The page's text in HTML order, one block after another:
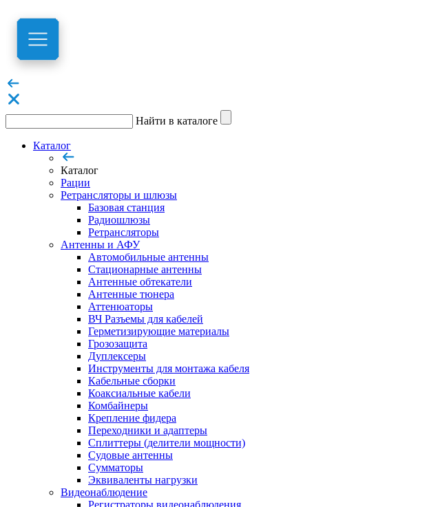
Найти в каталоге
Каталог
Каталог
Рации
Ретрансляторы и шлюзы
Базовая станция
Радиошлюзы
Ретрансляторы
Антенны и АФУ
Автомобильные антенны
Стационарные антенны
Антенные обтекатели
Антенные тюнера
Аттенюаторы
ВЧ Разъемы для кабелей
Герметизирующие материалы
Грозозащита
Дуплексеры
Инструменты для монтажа кабеля
Кабельные сборки
Коаксиальные кабели
Комбайнеры
Крепление фидера
Переходники и адаптеры
Сплиттеры (делители мощности)
Судовые антенны
Сумматоры
Эквиваленты нагрузки
Видеонаблюдение
Регистраторы видеонаблюдения